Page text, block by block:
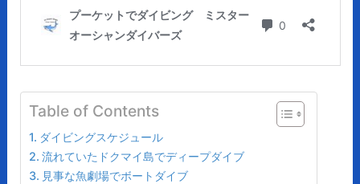
Table of Contents
ダイビングスケジュール
流れていたドクマイ島でディープダイブ
見事な魚劇場でボートダイブ